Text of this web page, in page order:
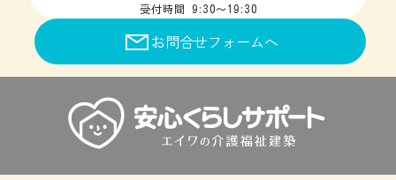
受付時間 9:30～19:30
お問合せフォームへ